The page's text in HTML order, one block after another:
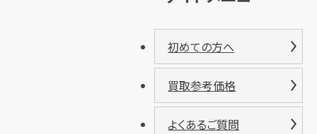
初めての方へ
買取参考価格
よくあるご質問